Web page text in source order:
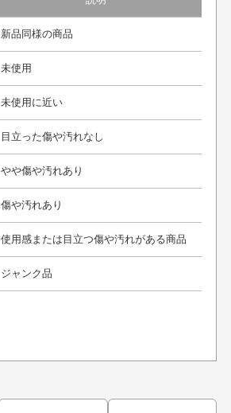
新品同様の商品
未使用
未使用に近い
目立った傷や汚れなし
やや傷や汚れあり
傷や汚れあり
使用感または目立つ傷や汚れがある商品
ジャンク品